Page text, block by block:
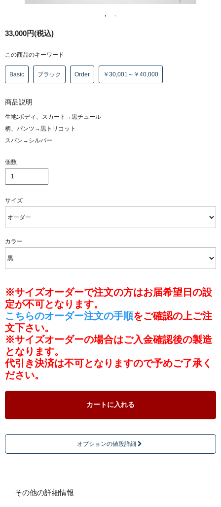
33,000円(税込)
この商品のキーワード
Basic ブラック Order ￥30,001～￥40,000
商品説明
生地:ボディ、スカート→黒チュール
柄、パンツ→黒トリコット
スパン→シルバー
個数
サイズ
カラー
※サイズオーダーで注文の方はお届希望日の設
定が不可となります。
こちらのオーダー注文の手順をご確認の上ご注
文下さい。
※サイズオーダーの場合はご入金確認後の製造
となります。
代引き決済は不可となりますので予めご了承く
ださい。
カートに入れる
オプションの値段詳細
その他の詳細情報